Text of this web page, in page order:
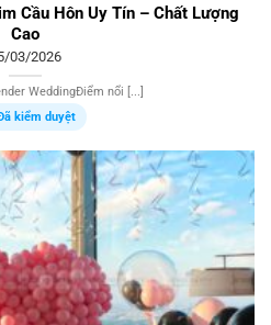
Cầu Hôn Uy Tín – Chất Lượng
Cao
03/2026
WeddingĐiểm nổi [...]
kiểm duyệt